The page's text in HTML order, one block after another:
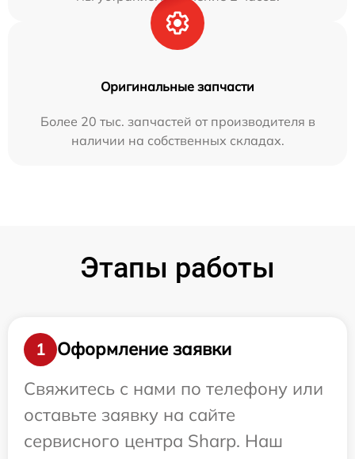
Оригинальные запчасти
Более 20 тыс. запчастей от производителя в
наличии на собственных складах.
Этапы работы
1
Оформление заявки
Свяжитесь с нами по телефону или
оставьте заявку на сайте
сервисного центра Sharp. Наш